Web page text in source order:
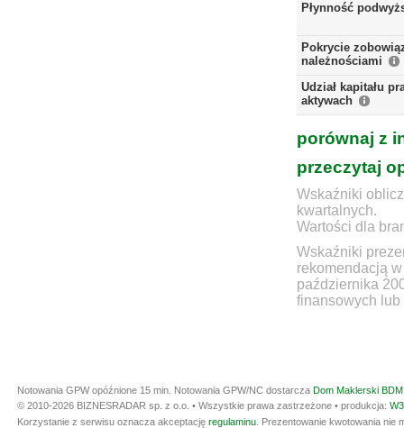
Płynność
Pokrycie
należnościami
Udział kapitału
aktywach
porównaj z
przeczytaj
Wskaźniki
kwartalnych.
Wartości dla
Wskaźniki
rekomendacją
października
finansowych lub
Notowania GPW opóźnione 15 min. Notowania GPW/NC dostarcza Dom Maklerski
© 2010-2026 BIZNESRADAR sp. z o.o. • Wszystkie prawa zastrzeżone • produkcja:
Korzystanie z serwisu oznacza akceptację regulaminu . Prezentowanie kwotowania